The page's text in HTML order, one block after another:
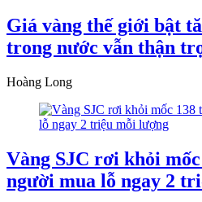
Giá vàng thế giới bật
trong nước vẫn thận
Hoàng Long
Vàng SJC rơi khỏi
người mua lỗ ngay 2